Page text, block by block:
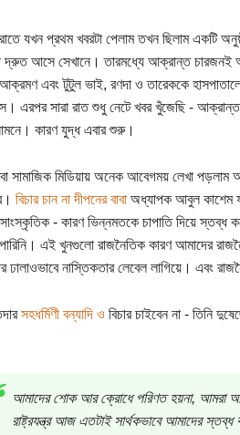
যখন প্রথম খবরটা পেলাম তখন ছিলাম একটি
আসে সেখানে। তারমধ্যে আক্রান্ত চারজনই
এবং টুটুল ভাই, রণদা ও তারেককে
এরপর সারা রাত শুধু নেটে খবর খুঁজেছি -
কারণ যুদ্ধ এবার শুরু।
সামাজিক মিডিয়ায় অনেক আবেগময় লেখা পড়লাম
বিচার চান না দীপনের বাবাঅধ্যাপক আবুল কাশেম
- কারণ ভিন্নমতকে চাপাতি দিয়ে স্তব্ধ
এই খুনগুলো রাজনৈতিক কারণ আমাদের
ঢালাওভাবে নাস্তিকতার লেবেল লাগিয়ে। এবং
সহধর্মিণী বন্যাদি ও বিচার চাইবেন না - তিনি
আমাদের শোক আর ক্রোধে পরিণত হয়না, আমরা আর
রাষ্ট্রযন্ত্র আজ এতটাই সার্থকভাবে আমাদের